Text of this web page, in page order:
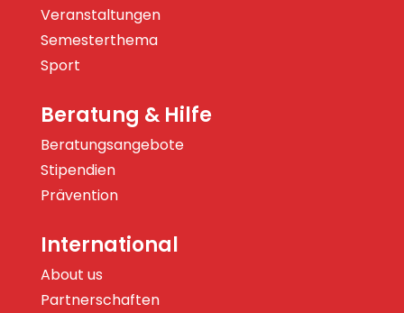
Veranstaltungen
Semesterthema
Sport
Beratung & Hilfe
Beratungsangebote
Stipendien
Prävention
International
About us
Partnerschaften